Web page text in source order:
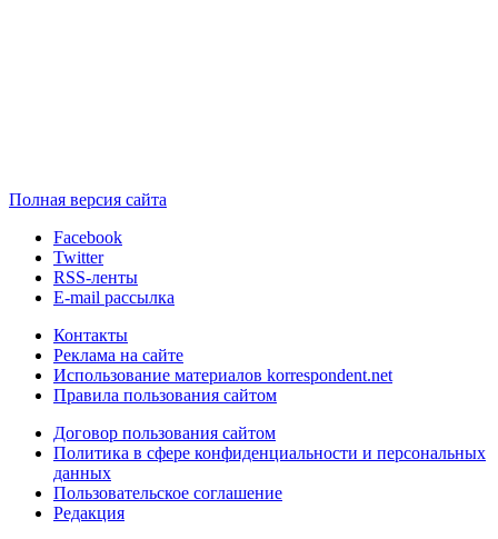
Полная версия сайта
Facebook
Twitter
RSS-ленты
E-mail рассылка
Контакты
Реклама на сайте
Использование материалов korrespondent.net
Правила пользования сайтом
Договор пользования сайтом
Политика в сфере конфиденциальности и персональных
данных
Пользовательское соглашение
Редакция